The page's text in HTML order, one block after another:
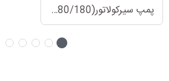
پمپ سیرکولاتور(LRP25-80/180)